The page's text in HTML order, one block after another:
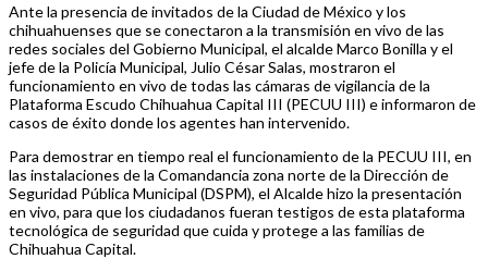
Ante la presencia de invitados de la Ciudad de México y los
chihuahuenses que se conectaron a la transmisión en vivo de las
redes sociales del Gobierno Municipal, el alcalde Marco Bonilla y el
jefe de la Policía Municipal, Julio César Salas, mostraron el
funcionamiento en vivo de todas las cámaras de vigilancia de la
Plataforma Escudo Chihuahua Capital III (PECUU III) e informaron de
casos de éxito donde los agentes han intervenido.
Para demostrar en tiempo real el funcionamiento de la PECUU III, en
las instalaciones de la Comandancia zona norte de la Dirección de
Seguridad Pública Municipal (DSPM), el Alcalde hizo la presentación
en vivo, para que los ciudadanos fueran testigos de esta plataforma
tecnológica de seguridad que cuida y protege a las familias de
Chihuahua Capital.